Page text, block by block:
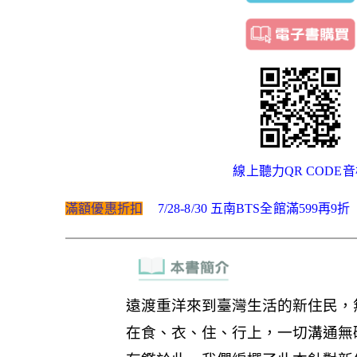
線上聽力QR CODE
滿額優惠折扣 7/28-8/30 五南BTS全館滿599再9折